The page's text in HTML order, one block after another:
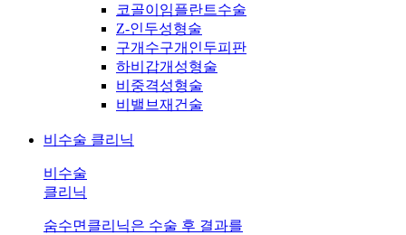
코골이임플란트수술
Z-인두성형술
구개수구개인두피판
하비갑개성형술
비중격성형술
비밸브재건술
비수술 클리닉
비수술
클리닉
숨수면클리닉은 수술 후 결과를